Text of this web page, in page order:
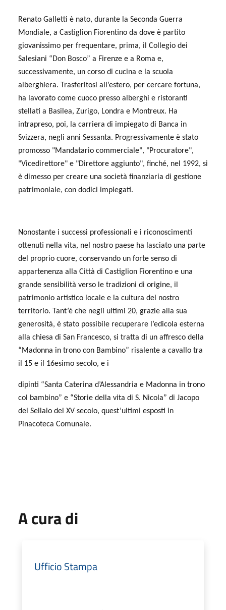
Renato Galletti è nato, durante la Seconda Guerra
Mondiale, a Castiglion Fiorentino da dove è partito
giovanissimo per frequentare, prima, il Collegio dei
Salesiani “Don Bosco” a Firenze e a Roma e,
successivamente, un corso di cucina e la scuola
alberghiera. Trasferitosi all’estero, per cercare fortuna,
ha lavorato come cuoco presso alberghi e ristoranti
stellati a Basilea, Zurigo, Londra e Montreux. Ha
intrapreso, poi, la carriera di impiegato di Banca in
Svizzera, negli anni Sessanta. Progressivamente è stato
promosso "Mandatario commerciale", "Procuratore",
"Vicedirettore" e "Direttore aggiunto", finché, nel 1992, si
è dimesso per creare una società finanziaria di gestione
patrimoniale, con dodici impiegati.
Nonostante i successi professionali e i riconoscimenti
ottenuti nella vita, nel nostro paese ha lasciato una parte
del proprio cuore, conservando un forte senso di
appartenenza alla Città di Castiglion Fiorentino e una
grande sensibilità verso le tradizioni di origine, il
patrimonio artistico locale e la cultura del nostro
territorio. Tant’è che negli ultimi 20, grazie alla sua
generosità, è stato possibile recuperare l’edicola esterna
alla chiesa di San Francesco, si tratta di un affresco della
“Madonna in trono con Bambino” risalente a cavallo tra
il 15 e il 16esimo secolo, e i
dipinti “Santa Caterina d’Alessandria e Madonna in trono
col bambino” e “Storie della vita di S. Nicola” di Jacopo
del Sellaio del XV secolo, quest’ultimi esposti in
Pinacoteca Comunale.
A cura di
Ufficio Stampa